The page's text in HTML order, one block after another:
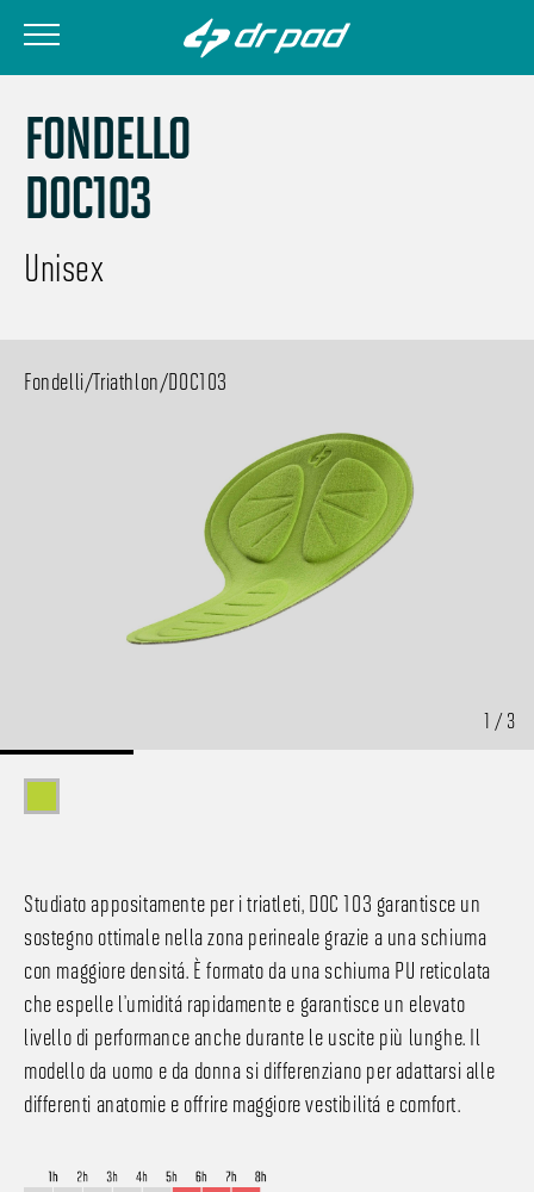
FONDELLO
DOC103
Unisex
Fondelli/Triathlon/DOC103
1 / 3
Studiato appositamente per i triatleti, DOC 103 garantisce un
sostegno ottimale nella zona perineale grazie a una schiuma
con maggiore densità. È formato da una schiuma PU reticolata
che espelle l’umidità rapidamente e garantisce un elevato
livello di performance anche durante le uscite più lunghe. Il
modello da uomo e da donna si differenziano per adattarsi alle
differenti anatomie e offrire maggiore vestibilità e comfort.